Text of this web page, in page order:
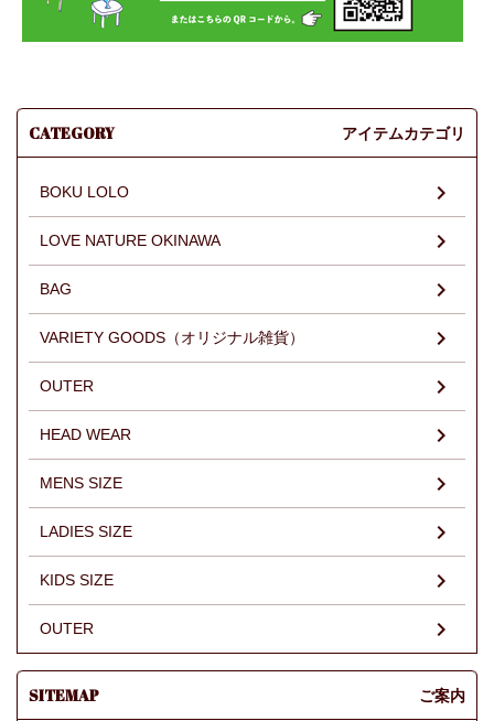
CATEGORY アイテムカテゴリ
BOKU LOLO
LOVE NATURE OKINAWA
BAG
VARIETY GOODS（オリジナル雑貨）
OUTER
HEAD WEAR
MENS SIZE
LADIES SIZE
KIDS SIZE
OUTER
SITEMAP ご案内